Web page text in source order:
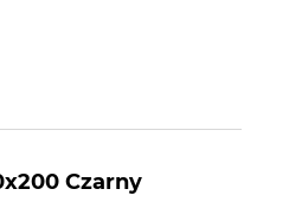
Czarny